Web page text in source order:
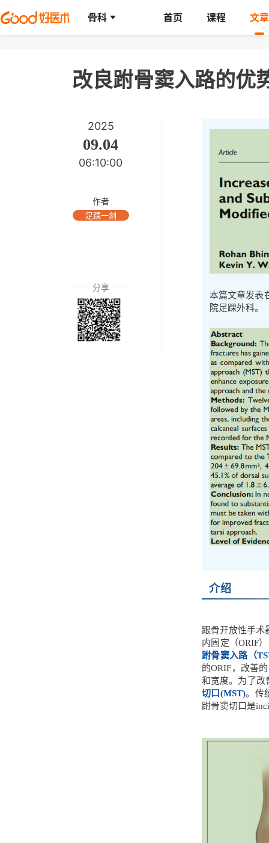
骨科 首页 课程 文章
改良跗骨窦入路的优
2025
09.04
06:10:00
作者
足踝一刻
分享
本篇文章发表
院足踝外科。
介绍
跟骨开放性手术
内固定（ORIF
跗骨窦入路（
的ORIF，改善
和宽度。为了改
切口(MST)。传
跗骨窦切口是